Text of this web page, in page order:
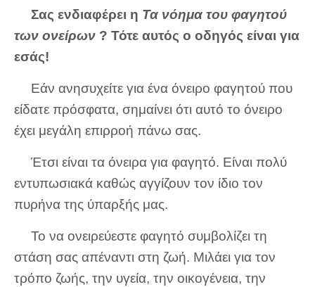
Σας ενδιαφέρει η Τα νόημα του φαγητού
των ονείρων ? Τότε αυτός ο οδηγός είναι για
εσάς!
Εάν ανησυχείτε για ένα όνειρο φαγητού που
είδατε πρόσφατα, σημαίνει ότι αυτό το όνειρο
έχει μεγάλη επιρροή πάνω σας.
Έτσι είναι τα όνειρα για φαγητό. Είναι πολύ
εντυπωσιακά καθώς αγγίζουν τον ίδιο τον
πυρήνα της ύπαρξής μας.
Το να ονειρεύεστε φαγητό συμβολίζει τη
στάση σας απέναντι στη ζωή. Μιλάει για τον
τρόπο ζωής, την υγεία, την οικογένεια, την